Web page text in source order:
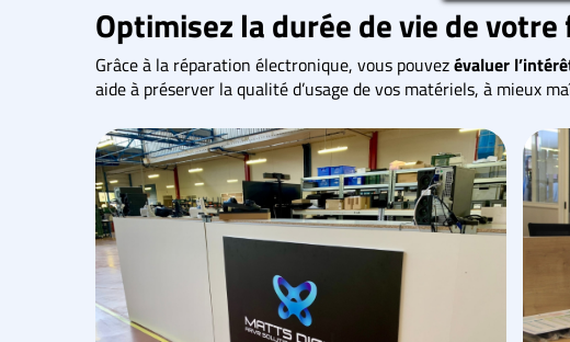
Optimisez la durée de vie de
Grâce à la réparation électronique, vous pouvezévaluer
aide à préserver la qualité d’usage de vos matériels, à mieux